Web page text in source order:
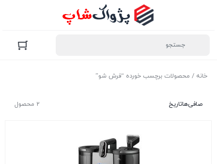
خانه / محصولات برچسب خورده “فرش شو”
2 محصول صافی‌هاتاریخ